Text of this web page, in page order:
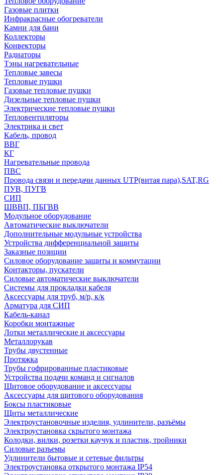
Газовые плитки
Инфракрасные обогреватели
Камни для бани
Коллекторы
Конвекторы
Радиаторы
Тэны нагревательные
Тепловые завесы
Тепловые пушки
Газовые тепловые пушки
Дизельные тепловые пушки
Электрические тепловые пушки
Тепловентиляторы
Электрика и свет
Кабель, провод
ВВГ
КГ
Нагревательные провода
ПВС
Провода связи и передачи данных UTP(витая пара),SAT,RG
ПУВ, ПУГВ
СИП
ШВВП, ПБГВВ
Модульное оборудование
Автоматические выключатели
Дополнительные модульные устройства
Устройства дифференциальной защиты
Заказные позиции
Силовое оборудование защиты и коммутации
Контакторы, пускатели
Силовые автоматические выключатели
Системы для прокладки кабеля
Аксессуары для труб, м/р, к/к
Арматура для СИП
Кабель-канал
Коробки монтажные
Лотки металлические и аксессуары
Металлорукав
Трубы двустенные
Протяжка
Трубы гофрированные пластиковые
Устройства подачи команд и сигналов
Щитовое оборудование и аксессуары
Аксессуары для щитового оборудования
Боксы пластиковые
Щиты металлические
Электроустановочные изделия, удлинители, разъёмы
Электроустановка скрытого монтажа
Колодки, вилки, розетки каучук и пластик, тройники
Силовые разъемы
Удлинители бытовые и сетевые фильтры
Электроустановка открытого монтажа IP54